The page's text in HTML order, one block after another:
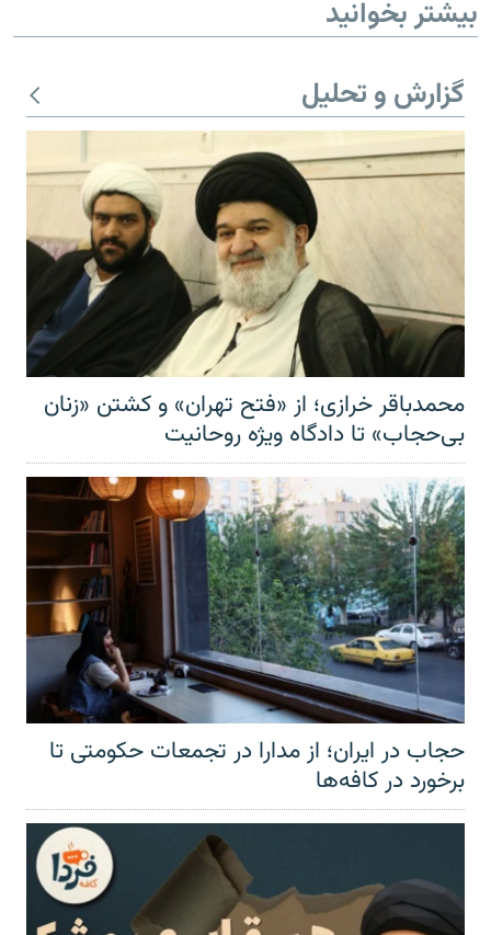
بیشتر بخوانید
گزارش و تحلیل
محمدباقر خرازی؛ از «فتح تهران» و کشتن «زنان
بی‌حجاب» تا دادگاه ویژه روحانیت
حجاب در ایران؛ از مدارا در تجمعات حکومتی تا
برخورد در کافه‌ها